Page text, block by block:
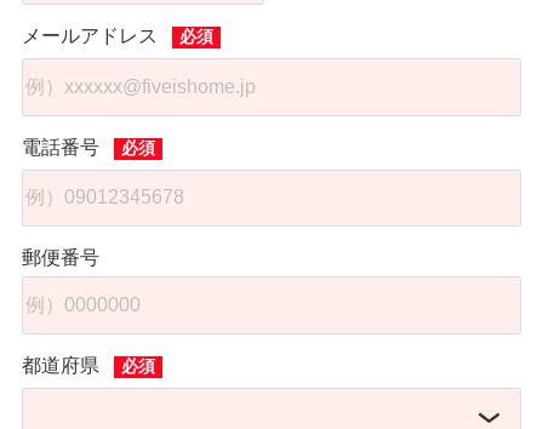
メールアドレス
電話番号
郵便番号
都道府県